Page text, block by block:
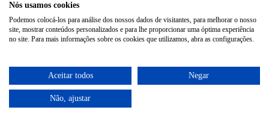
Resolução Alternativa Litígios Consumo
FORMAS DE PAGAMENTO
ENVIO
Nós usamos cookies
Podemos colocá-los para análise dos nossos dados de visitantes, para melhorar o nosso
site, mostrar conteúdos personalizados e para lhe proporcionar uma óptima experiência
no site. Para mais informações sobre os cookies que utilizamos, abra as configurações.
Aceitar todos Negar
Não, ajustar